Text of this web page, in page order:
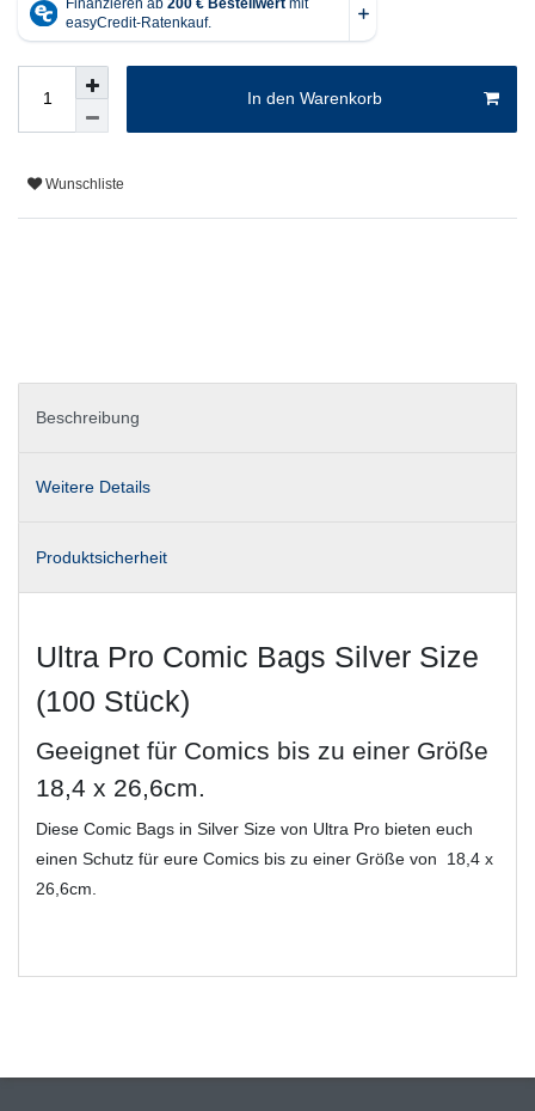
In den Warenkorb
Wunschliste
Beschreibung
Weitere Details
Produktsicherheit
Ultra Pro Comic Bags Silver Size
(100 Stück)
Geeignet für Comics bis zu einer Größe
18,4 x 26,6cm.
Diese Comic Bags in Silver Size von Ultra Pro bieten euch
einen Schutz für eure Comics bis zu einer Größe von 18,4 x
26,6cm.